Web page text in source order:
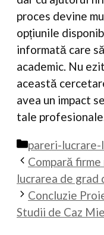
proces devine
opțiunile
informată care
academic. Nu
această
avea un impact
tale
Categorii
pareri-
Compară
lucrarea de grad
Concluzie
Studii de Caz